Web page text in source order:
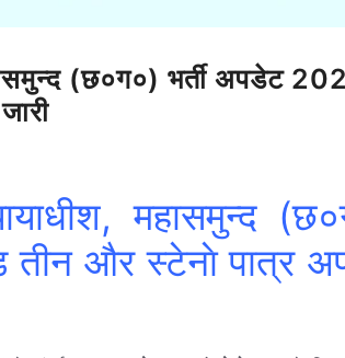
(छ०ग०) भर्ती अपडेट
महासमुन्द
और स्टेनाे पात्र